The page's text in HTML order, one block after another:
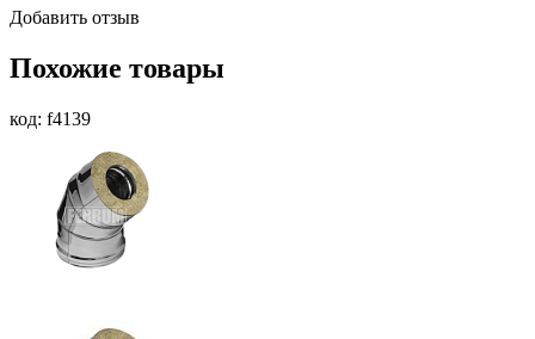
Добавить отзыв
Похожие товары
код: f4139